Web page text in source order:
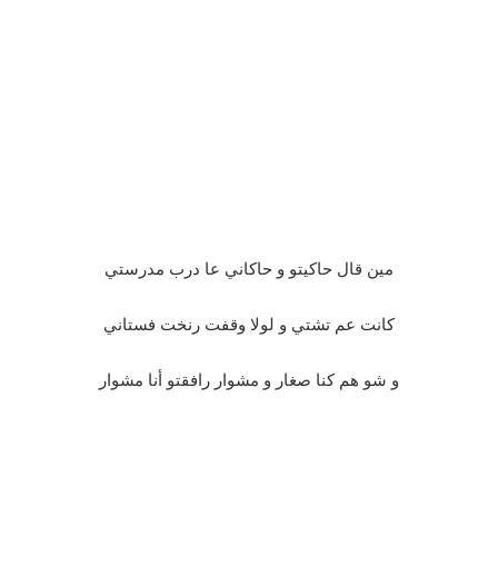
مين قال حاكيتو و حاكاني عا درب مدرستي
كانت عم تشتي و لولا وقفت رنخت فستاني
و شو هم كنا صغار و مشوار رافقتو أنا مشوار